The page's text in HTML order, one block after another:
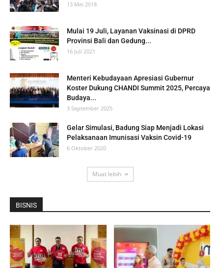
13 Mei 2018
Mulai 19 Juli, Layanan Vaksinasi di DPRD
Provinsi Bali dan Gedung...
16 Juli 2021
Menteri Kebudayaan Apresiasi Gubernur
Koster Dukung CHANDI Summit 2025, Percaya
Budaya...
3 September 2025
Gelar Simulasi, Badung Siap Menjadi Lokasi
Pelaksanaan Imunisasi Vaksin Covid-19
6 Oktober 2020
Muat lebih
BISNIS